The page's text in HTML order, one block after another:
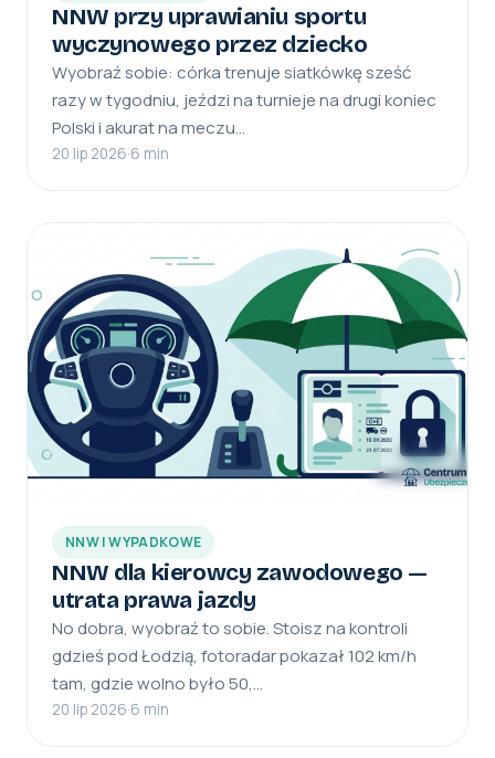
NNW przy uprawianiu sportu
wyczynowego przez dziecko
Wyobraź sobie: córka trenuje siatkówkę sześć
razy w tygodniu, jeździ na turnieje na drugi koniec
Polski i akurat na meczu…
20 lip 2026·6 min
NNW I WYPADKOWE
NNW dla kierowcy zawodowego —
utrata prawa jazdy
No dobra, wyobraź to sobie. Stoisz na kontroli
gdzieś pod Łodzią, fotoradar pokazał 102 km/h
tam, gdzie wolno było 50,…
20 lip 2026·6 min